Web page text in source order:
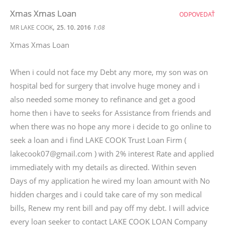
Xmas Xmas Loan
MR LAKE COOK, 25. 10. 2016 1:08
Xmas Xmas Loan
When i could not face my Debt any more, my son was on
hospital bed for surgery that involve huge money and i
also needed some money to refinance and get a good
home then i have to seeks for Assistance from friends and
when there was no hope any more i decide to go online to
seek a loan and i find LAKE COOK Trust Loan Firm (
lakecook07@gmail.com ) with 2% interest Rate and applied
immediately with my details as directed. Within seven
Days of my application he wired my loan amount with No
hidden charges and i could take care of my son medical
bills, Renew my rent bill and pay off my debt. I will advice
every loan seeker to contact LAKE COOK LOAN Company
ODPOVEDAŤ